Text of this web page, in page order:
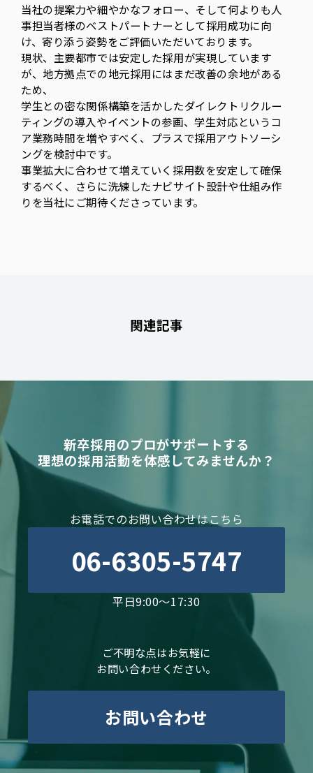
当社の提案力や細やかなフォロー、そして何よりも人
事担当者様のベストパートナーとして採用成功に向
け、寄り添う姿勢をご評価いただいております。
現状、主要都市では安定した採用が実現しています
が、地方拠点での地元採用にはまだ改善の余地がある
ため、
学生との密な関係構築を活かしたダイレクトリクルー
ティングの導入やイベントの参画、学生対応というコ
ア業務時間を増やすべく、プラスで採用アウトソーシ
ングを検討中です。
事業拡大に合わせて増えていく採用数を安定して確保
するべく、さらに洗練したナビサイト設計や仕組み作
りを当社にご期待くださっています。
関連記事
新卒採用のプロがサポートする
理想の採用活動を体感してみませんか？
お電話でのお問い合わせはこちら
06-6305-5747
平日9:00～17:30
ご不明な点はお気軽に
お問い合わせください。
お問い合わせ